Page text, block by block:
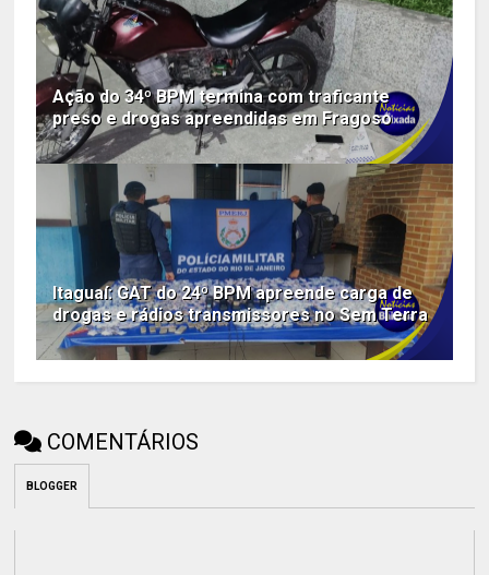
Ação do 34º BPM termina com traficante
preso e drogas apreendidas em Fragoso
Itaguaí: GAT do 24º BPM apreende carga de
drogas e rádios transmissores no Sem Terra
COMENTÁRIOS
BLOGGER